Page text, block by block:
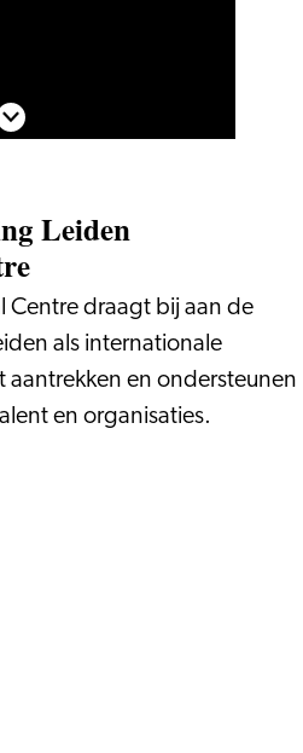
Scroll naar beneden
Leiden
Centre draagt bij aan de
als internationale
aantrekken en ondersteunen
en organisaties.